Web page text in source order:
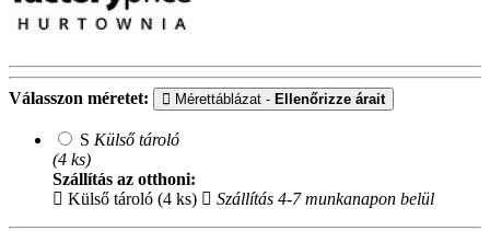
Válasszon méretet: Mérettáblázat - Ellenőrizze árait
S Külső tároló
(4 ks)
Szállítás az otthoni:
Külső tároló (4 ks)
Szállítás 4-7 munkanapon belül